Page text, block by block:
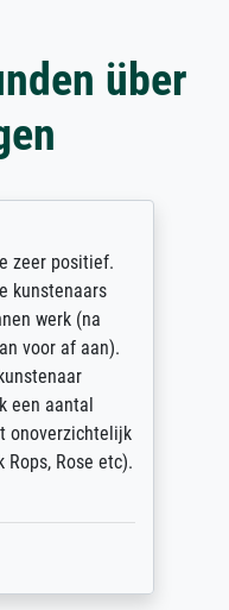
über
zeer positief.
kunstenaars
werk (na
voor af aan).
een aantal
onoverzichtelijk
Rose etc).